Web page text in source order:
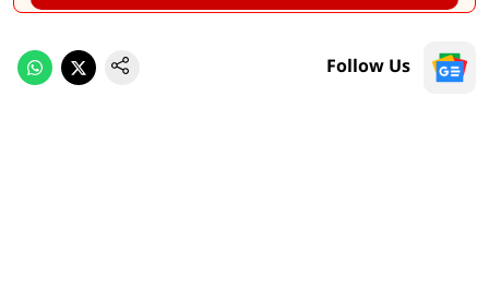
Follow Us